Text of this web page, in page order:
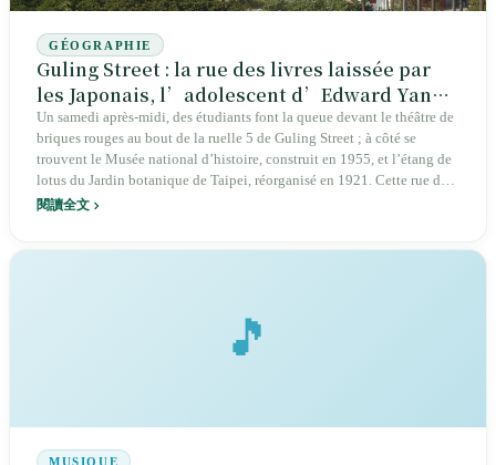
GÉOGRAPHIE
Guling Street : la rue des livres laissée par
les Japonais, l’adolescent d’Edward Yang,
le palais du gouvernement nationaliste
Un samedi après-midi, des étudiants font la queue devant le théâtre de
briques rouges au bout de la ruelle 5 de Guling Street ; à côté se
trouvent le Musée national d’histoire, construit en 1955, et l’étang de
lotus du Jardin botanique de Taipei, réorganisé en 1921. Cette rue de
1,2 kilomètre s’appelait Sakuma-chō en 1922 ; en 1947, elle fut
réorganisés et déplacés sous le viaduc de Guanghua. Le 15 juin 1961,
dans cette rue, Mao Wu, 16 ans, tua Liu Min, 15 ans, avec un couteau
chinois de l’après-guerre, et l’étang de lotus demeuré au même endroit
閱讀全文
🎵
MUSIQUE